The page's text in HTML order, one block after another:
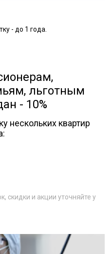
- до 1 года.
льготным
- 10%
нескольких квартир
скидки и акции уточняйте у